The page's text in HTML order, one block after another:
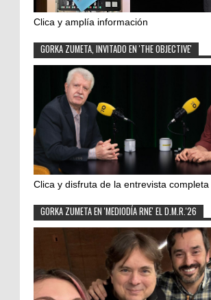
Clica y amplía información
GORKA ZUMETA, INVITADO EN 'THE OBJECTIVE'
Clica y disfruta de la entrevista completa
GORKA ZUMETA EN 'MEDIODÍA RNE' EL D.M.R.'26